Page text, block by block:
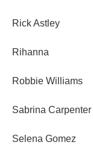
Rick Astley
Rihanna
Robbie Williams
Sabrina Carpenter
Selena Gomez